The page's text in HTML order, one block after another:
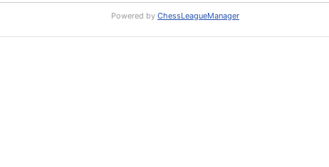
Powered by ChessLeagueManager